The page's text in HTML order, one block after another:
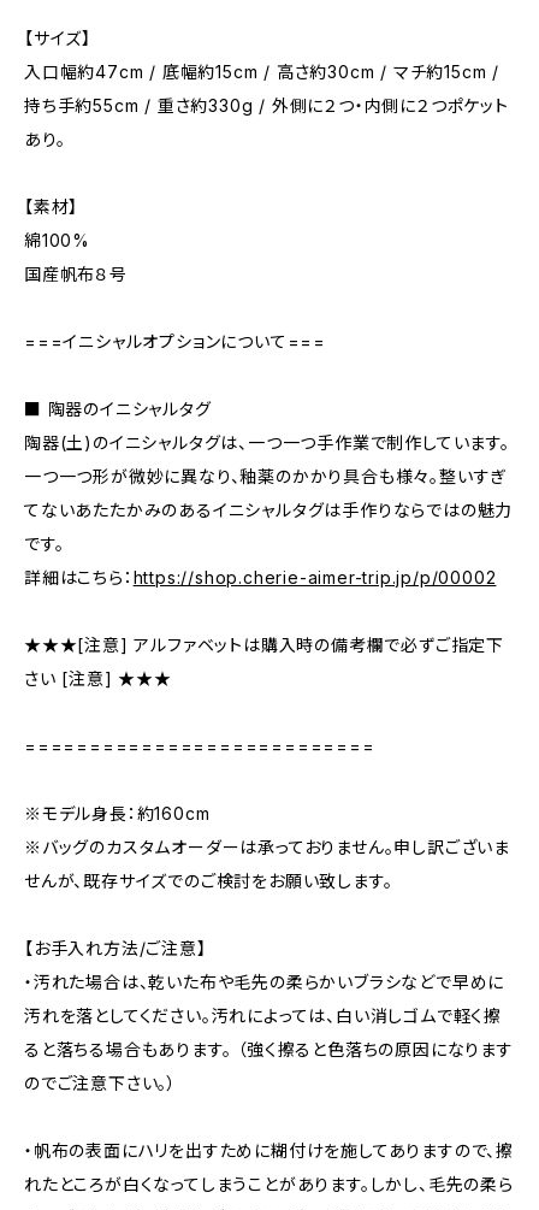
【サイズ】
入口幅約47cm / 底幅約15cm / 高さ約30cm / マチ約15cm /
持ち手約55cm / 重さ約330g / 外側に２つ・内側に２つポケット
あり。
【素材】
綿100%
国産帆布８号
===イニシャルオプションについて===
■ 陶器のイニシャルタグ
陶器(土)のイニシャルタグは、一つ一つ手作業で制作しています。
一つ一つ形が微妙に異なり、釉薬のかかり具合も様々。整いすぎ
てないあたたかみのあるイニシャルタグは手作りならではの魅力
です。
詳細はこちら： https://shop.cherie-aimer-trip.jp/p/00002
★★★[注意] アルファベットは購入時の備考欄で必ずご指定下
さい [注意] ★★★
===========================
※モデル身長：約160cm
※バッグのカスタムオーダーは承っておりません。申し訳ございま
せんが、既存サイズでのご検討をお願い致します。
【お手入れ方法/ご注意】
・汚れた場合は、乾いた布や毛先の柔らかいブラシなどで早めに
汚れを落としてください。汚れによっては、白い消しゴムで軽く擦
ると落ちる場合もあります。 （強く擦ると色落ちの原因になります
のでご注意下さい。）
・帆布の表面にハリを出すために糊付けを施してありますので、擦
れたところが白くなってしまうことがあります。しかし、毛先の柔ら